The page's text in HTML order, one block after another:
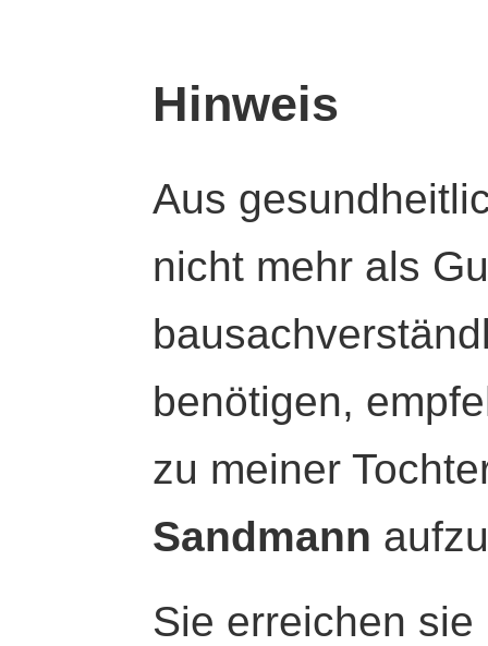
Hinweis
Aus
nicht mehr als
benötigen,
zu meiner
Sandmann
Sie erreichen sie